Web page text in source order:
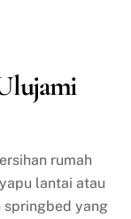
rumah
lantai atau
springbed yang